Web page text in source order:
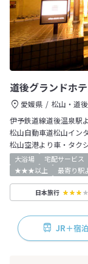
道後グランドホ
愛媛県 松山・道後
伊予鉄道線道後温泉駅
松山自動車道松山イン
松山空港より車・タク
大浴場 宅配サービス
★★★以上
最寄り駅
日本旅行
JR＋宿